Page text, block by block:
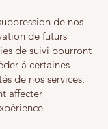
de nos
de futurs
de suivi pourront
à certaines
de nos services,
affecter